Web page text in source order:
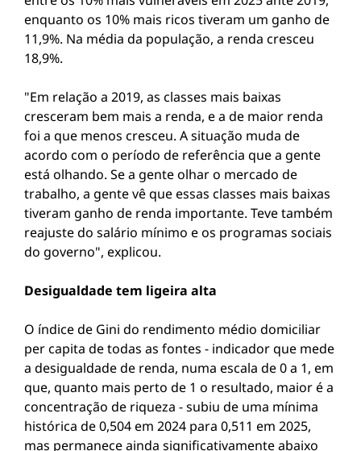
enquanto os 10% mais ricos tiveram um ganho de
11,9%. Na média da população, a renda cresceu
18,9%.
"Em relação a 2019, as classes mais baixas
cresceram bem mais a renda, e a de maior renda
foi a que menos cresceu. A situação muda de
acordo com o período de referência que a gente
está olhando. Se a gente olhar o mercado de
trabalho, a gente vê que essas classes mais baixas
tiveram ganho de renda importante. Teve também
reajuste do salário mínimo e os programas sociais
do governo", explicou.
Desigualdade tem ligeira alta
O índice de Gini do rendimento médio domiciliar
per capita de todas as fontes - indicador que mede
a desigualdade de renda, numa escala de 0 a 1, em
que, quanto mais perto de 1 o resultado, maior é a
concentração de riqueza - subiu de uma mínima
histórica de 0,504 em 2024 para 0,511 em 2025,
mas permanece ainda significativamente abaixo